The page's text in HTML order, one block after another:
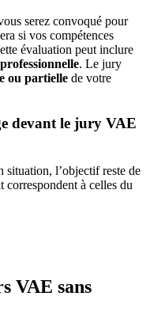
serez convoqué pour
si vos compétences
évaluation peut inclure
. Le jury
ou partielle de votre
devant le jury VAE
situation, l’objectif reste de
correspondent à celles du
VAE sans